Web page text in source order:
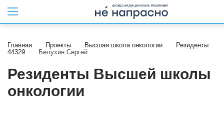
Главная Проекты Высшая школа онкологии
Резиденты
44329
Белухин Сергей
Резиденты Высшей школы
онкологии